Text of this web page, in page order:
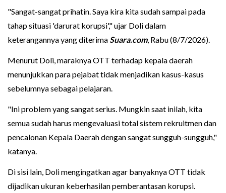
"Sangat-sangat prihatin. Saya kira kita sudah sampai pada
tahap situasi 'darurat korupsi'," ujar Doli dalam
keterangannya yang diterimaSuara.com, Rabu (8/7/2026).
Menurut Doli, maraknya OTT terhadap kepala daerah
menunjukkan para pejabat tidak menjadikan kasus-kasus
sebelumnya sebagai pelajaran.
"Ini problem yang sangat serius. Mungkin saat inilah, kita
semua sudah harus mengevaluasi total sistem rekruitmen dan
pencalonan Kepala Daerah dengan sangat sungguh-sungguh,"
katanya.
Di sisi lain, Doli mengingatkan agar banyaknya OTT tidak
dijadikan ukuran keberhasilan pemberantasan korupsi.